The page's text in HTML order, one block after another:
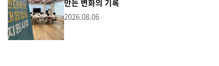
2026.08.06